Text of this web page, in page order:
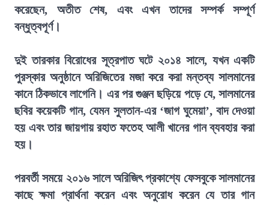
করেছেন, অতীত শেষ, এবং এখন তাদের সম্পর্ক সম্পূর্ণ
বন্ধুত্বপূর্ণ।
দুই তারকার বিরোধের সূত্রপাত ঘটে ২০১৪ সালে, যখন একটি
পুরস্কার অনুষ্ঠানে অরিজিতের মজা করে করা মন্তব্য সালমানের
কানে ঠিকভাবে লাগেনি। এর পর গুঞ্জন ছড়িয়ে পড়ে যে, সালমানের
ছবির কয়েকটি গান, যেমন সুলতান-এর ‘জাগ ঘুমেয়া’, বাদ দেওয়া
হয় এবং তার জায়গায় রহাত ফতেহ আলী খানের গান ব্যবহার করা
হয়।
পরবর্তী সময়ে ২০১৬ সালে অরিজিৎ প্রকাশ্যে ফেসবুকে সালমানের
কাছে ক্ষমা প্রার্থনা করেন এবং অনুরোধ করেন যে তার গান